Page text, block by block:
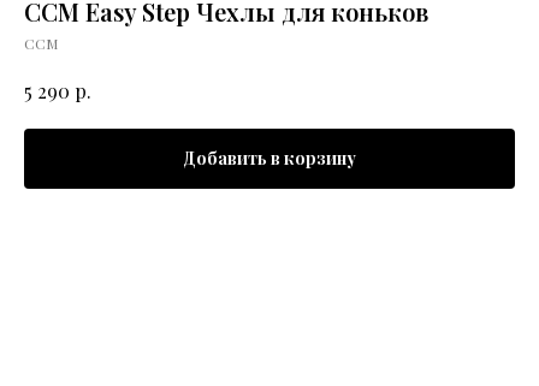
CCM Easy Step Чехлы для коньков
CCM
5 290 р.
Добавить в корзину